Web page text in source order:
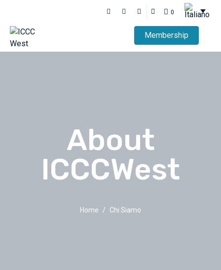
0
Membership
About
ICCCWest
Home Chi Siamo